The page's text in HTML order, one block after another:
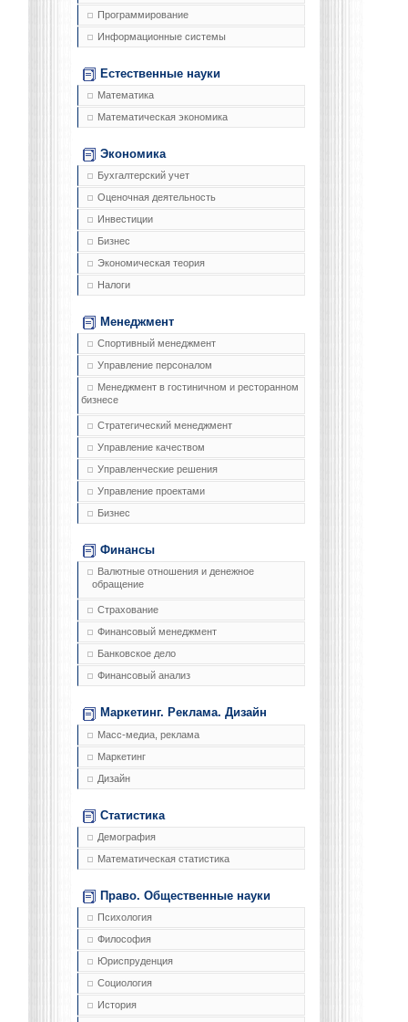
Программирование
Информационные системы
Естественные науки
Математика
Математическая экономика
Экономика
Бухгалтерский учет
Оценочная деятельность
Инвестиции
Бизнес
Экономическая теория
Налоги
Менеджмент
Спортивный менеджмент
Управление персоналом
Менеджмент в гостиничном и ресторанном
бизнесе
Стратегический менеджмент
Управление качеством
Управленческие решения
Управление проектами
Бизнес
Финансы
Валютные отношения и денежное
обращение
Страхование
Финансовый менеджмент
Банковское дело
Финансовый анализ
Маркетинг. Реклама. Дизайн
Масс-медиа, реклама
Маркетинг
Дизайн
Статистика
Демография
Математическая статистика
Право. Общественные науки
Психология
Философия
Юриспруденция
Социология
История